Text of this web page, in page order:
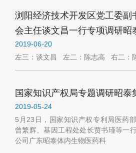
浏阳经济技术开发区党工委副
会主任谈文昌一行专项调研昭
2019-06-20
左三：谈文昌 左二：陈志高 右二：
国家知识产权局专题调研昭泰
2019-05-24
5月23日，国家知识产权专利局医药
曾繁辉、基因工程处处长贾书瑾等一
公司广东昭泰体内生物医药科